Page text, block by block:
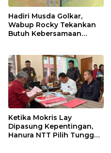
Hadiri Musda Golkar,
Wabup Rocky Tekankan
Butuh Kebersamaan
Ketika Mokris Lay
Dipasung Kepentingan,
Hanura NTT Pilih Tunggu